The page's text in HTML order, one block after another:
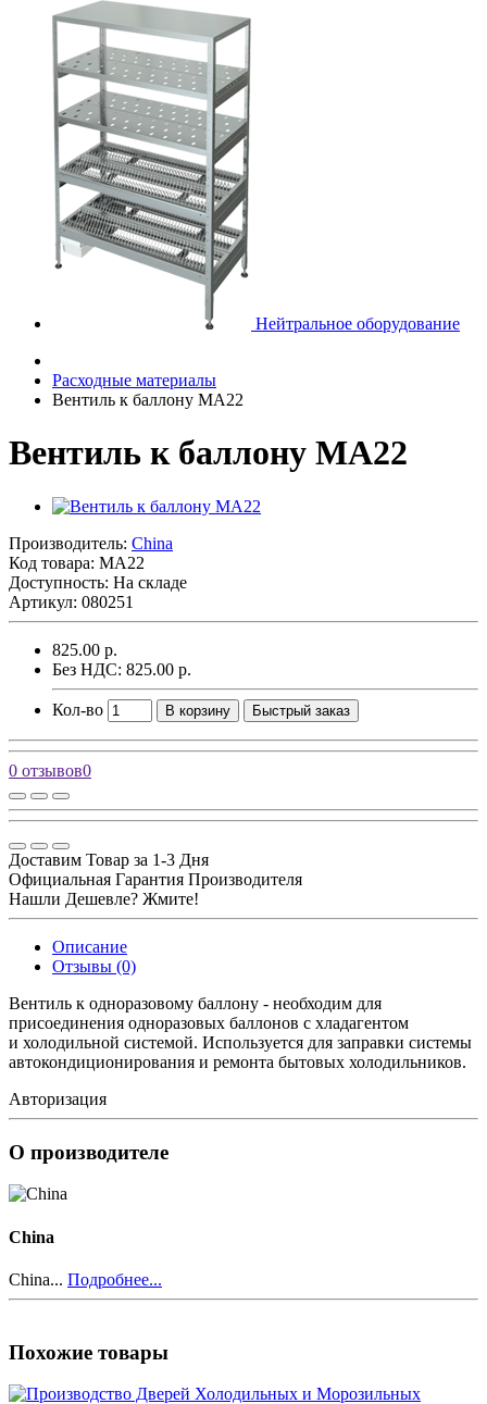
Нейтральное оборудование
Расходные материалы
Вентиль к баллону MA22
Вентиль к баллону MA22
Производитель: China
Код товара: MA22
Доступность: На складе
Артикул: 080251
825.00 р.
Без НДС: 825.00 р.
Кол-во В корзину Быстрый заказ
0 отзывов0
Доставим Товар за 1-3 Дня
Официальная Гарантия Производителя
Нашли Дешевле? Жмите!
Описание
Отзывы (0)
Вентиль к одноразовому баллону - необходим для
присоединения одноразовых баллонов с хладагентом
и холодильной системой. Используется для заправки системы
автокондиционирования и ремонта бытовых холодильников.
Авторизация
О производителе
China
China... Подробнее...
Похожие товары